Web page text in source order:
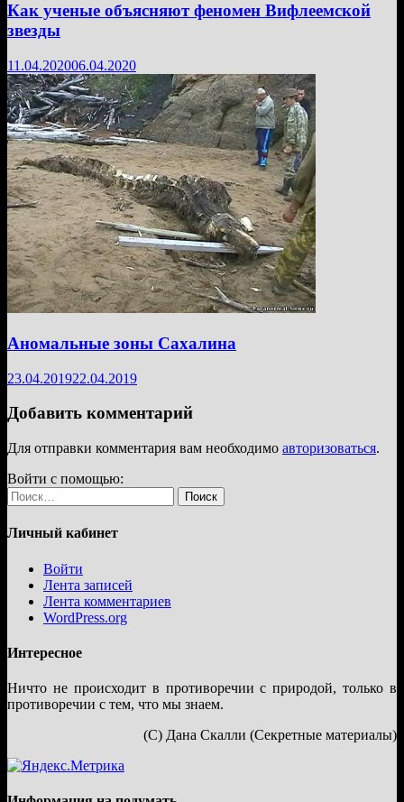
Как ученые объясняют феномен Вифлеемской
звезды
11.04.202006.04.2020
Аномальные зоны Сахалина
23.04.201922.04.2019
Добавить комментарий
Для отправки комментария вам необходимо авторизоваться.
Войти с помощью:
Найти:
Личный кабинет
Войти
Лента записей
Лента комментариев
WordPress.org
Интересное
Ничто не происходит в противоречии с природой, только в
противоречии с тем, что мы знаем.
(С) Дана Скалли (Секретные материалы)